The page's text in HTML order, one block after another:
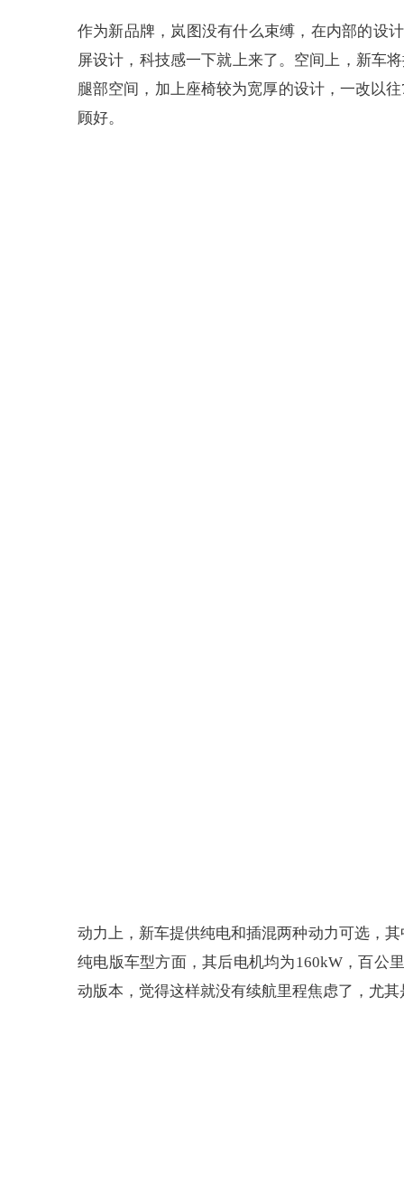
作为新品牌，岚图没有什么束缚，在内部的设
屏设计，科技感一下就上来了。空间上，新车
腿部空间，加上座椅较为宽厚的设计，一改以
顾好。
动力上，新车提供纯电和插混两种动力可选，
纯电版车型方面，其后电机均为160kW，百公
动版本，觉得这样就没有续航里程焦虑了，尤